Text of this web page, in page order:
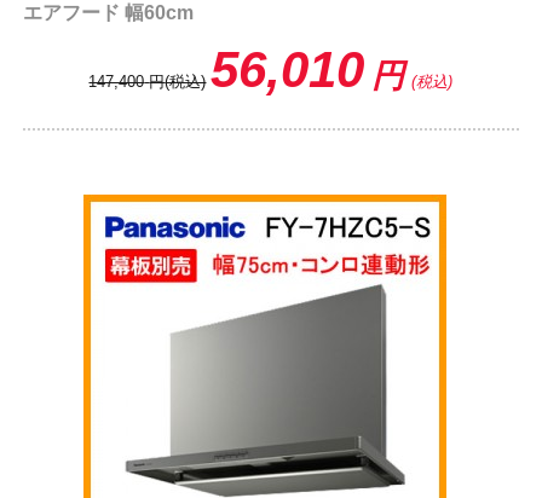
エアフード 幅60cm
147,400 円(税込) 56,010 円 (税込)